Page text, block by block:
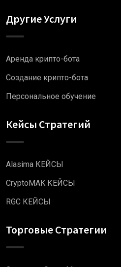
Другие Услуги
Аренда крипто-бота
Создание крипто-бота
Персональное обучение
Кейсы Стратегий
Alasima КЕЙСЫ
CryptoMAK КЕЙСЫ
RGC КЕЙСЫ
Торговые Стратегии